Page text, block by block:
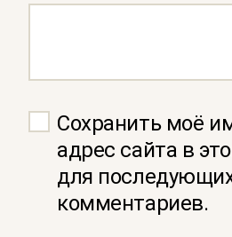
Сохранить моё
адрес сайта в
для
комментариев.